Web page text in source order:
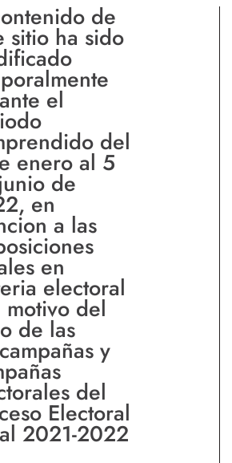
de
sitio ha sido
el
del
enero al 5
de
en
a las
en
electoral
motivo del
de las
y
del
Electoral
2021-2022